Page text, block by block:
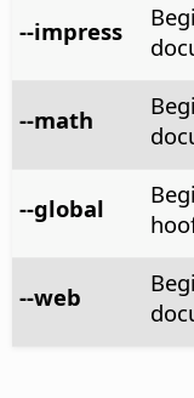
--impress
--math
--global
--web